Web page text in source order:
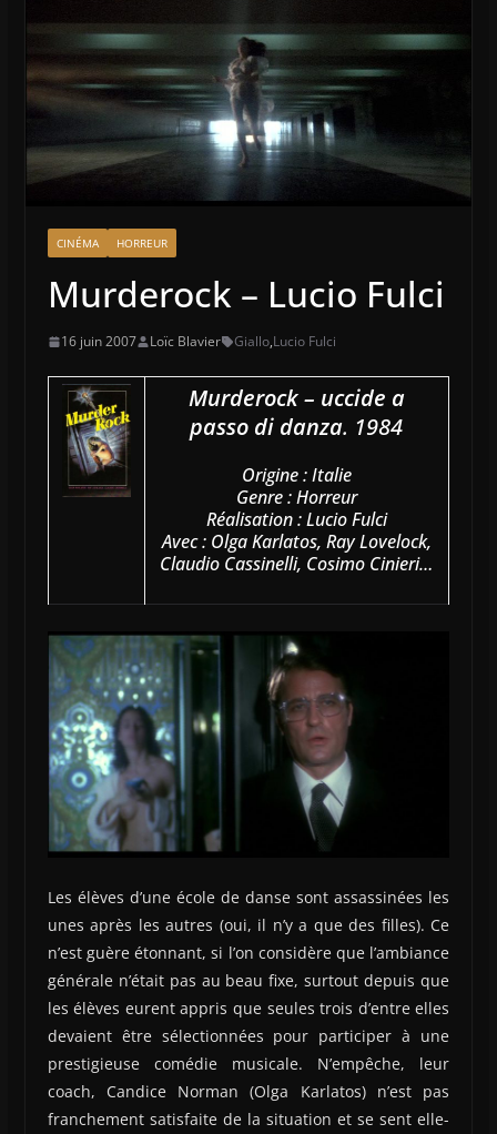
CINÉMA HORREUR
Murderock – Lucio Fulci
16 juin 2007 Loïc Blavier Giallo,Lucio Fulci
Murderock – uccide a
passo di danza. 1984
Origine : Italie
Genre : Horreur
Réalisation : Lucio Fulci
Avec : Olga Karlatos, Ray Lovelock,
Claudio Cassinelli, Cosimo Cinieri…
Les élèves d’une école de danse sont assassinées les
unes après les autres (oui, il n’y a que des filles). Ce
n’est guère étonnant, si l’on considère que l’ambiance
générale n’était pas au beau fixe, surtout depuis que
les élèves eurent appris que seules trois d’entre elles
devaient être sélectionnées pour participer à une
prestigieuse comédie musicale. N’empêche, leur
coach, Candice Norman (Olga Karlatos) n’est pas
franchement satisfaite de la situation et se sent elle-